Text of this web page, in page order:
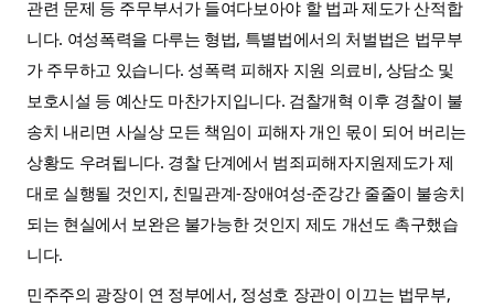
관련 문제 등 주무부서가 들여다보아야 할 법과 제도가 산적합
니다. 여성폭력을 다루는 형법, 특별법에서의 처벌법은 법무부
가 주무하고 있습니다. 성폭력 피해자 지원 의료비, 상담소 및
보호시설 등 예산도 마찬가지입니다. 검찰개혁 이후 경찰이 불
송치 내리면 사실상 모든 책임이 피해자 개인 몫이 되어 버리는
상황도 우려됩니다. 경찰 단계에서 범죄피해자지원제도가 제
대로 실행될 것인지, 친밀관계-장애여성-준강간 줄줄이 불송치
되는 현실에서 보완은 불가능한 것인지 제도 개선도 촉구했습
니다.
민주주의 광장이 연 정부에서, 정성호 장관이 이끄는 법무부,